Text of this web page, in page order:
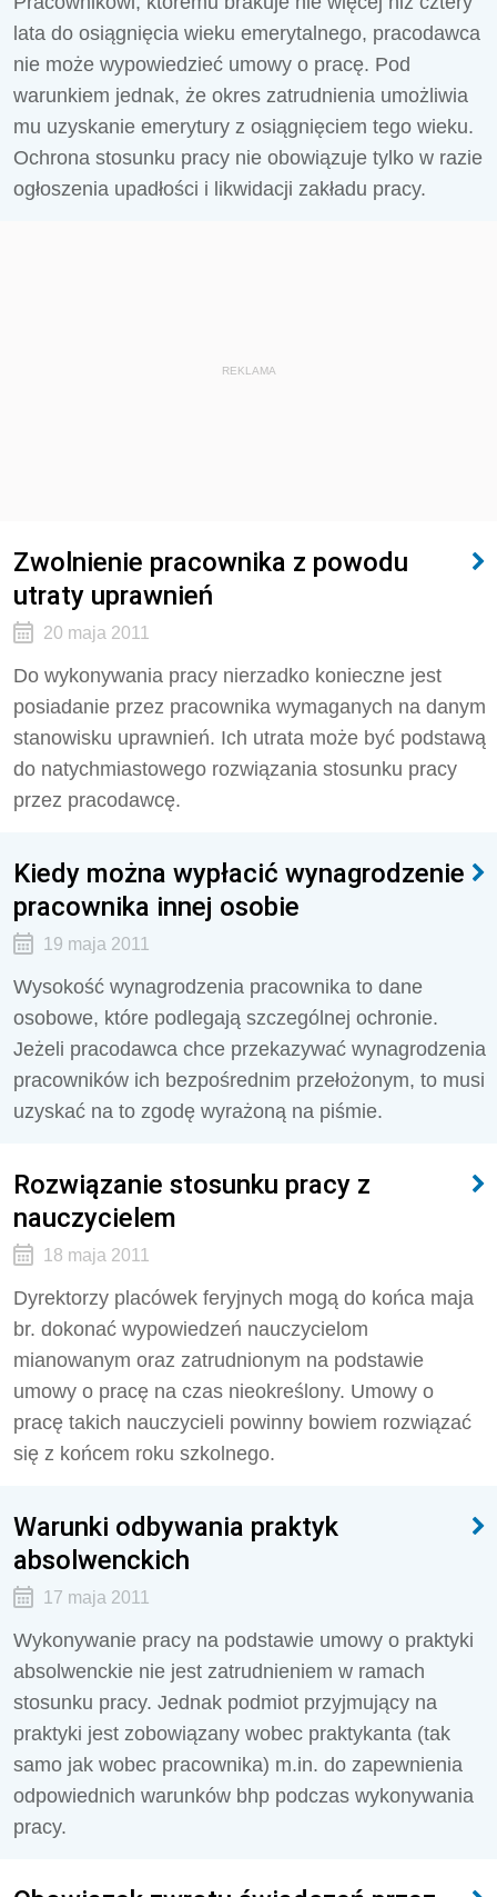
lata do osiągnięcia wieku emerytalnego, pracodawca
nie może wypowiedzieć umowy o pracę. Pod
warunkiem jednak, że okres zatrudnienia umożliwia
mu uzyskanie emerytury z osiągnięciem tego wieku.
Ochrona stosunku pracy nie obowiązuje tylko w razie
ogłoszenia upadłości i likwidacji zakładu pracy.
REKLAMA
Zwolnienie pracownika z powodu
utraty uprawnień
20 maja 2011
Do wykonywania pracy nierzadko konieczne jest
posiadanie przez pracownika wymaganych na danym
stanowisku uprawnień. Ich utrata może być podstawą
do natychmiastowego rozwiązania stosunku pracy
przez pracodawcę.
Kiedy można wypłacić wynagrodzenie
pracownika innej osobie
19 maja 2011
Wysokość wynagrodzenia pracownika to dane
osobowe, które podlegają szczególnej ochronie.
Jeżeli pracodawca chce przekazywać wynagrodzenia
pracowników ich bezpośrednim przełożonym, to musi
uzyskać na to zgodę wyrażoną na piśmie.
Rozwiązanie stosunku pracy z
nauczycielem
18 maja 2011
Dyrektorzy placówek feryjnych mogą do końca maja
br. dokonać wypowiedzeń nauczycielom
mianowanym oraz zatrudnionym na podstawie
umowy o pracę na czas nieokreślony. Umowy o
pracę takich nauczycieli powinny bowiem rozwiązać
się z końcem roku szkolnego.
Warunki odbywania praktyk
absolwenckich
17 maja 2011
Wykonywanie pracy na podstawie umowy o praktyki
absolwenckie nie jest zatrudnieniem w ramach
stosunku pracy. Jednak podmiot przyjmujący na
praktyki jest zobowiązany wobec praktykanta (tak
samo jak wobec pracownika) m.in. do zapewnienia
odpowiednich warunków bhp podczas wykonywania
pracy.